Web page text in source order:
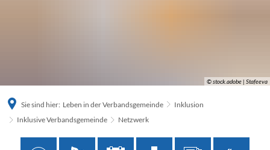
© stock.adobe | Stafeeva
Sie sind hier: Leben in der Verbandsgemeinde
Inklusion
Inklusive Verbandsgemeinde
Netzwerk